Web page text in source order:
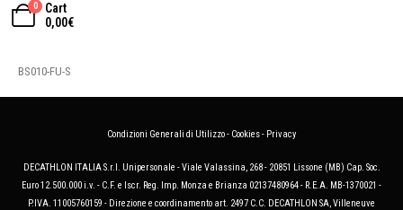
0
Cart
0,00€
BS010-FU-S
Condizioni Generali di Utilizzo- Cookies- Privacy
DECATHLON ITALIA S.r.l. Unipersonale - Viale Valassina, 268 - 20851 Lissone (MB) Cap. Soc.
Euro 12.500.000 i.v. - C.F. e Iscr. Reg. Imp. Monza e Brianza 02137480964 - R.E.A. MB-1370021 -
P.IVA. 11005760159 - Direzione e coordinamento art. 2497 C.C. DECATHLON SA, Villeneuve